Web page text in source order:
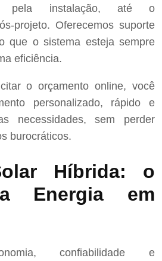
pela instalação, até o
projeto. Oferecemos suporte
que o sistema esteja sempre
eficiência.
o orçamento online, você
personalizado, rápido e
necessidades, sem perder
burocráticos.
Híbrida: o
Energia em
confiabilidade e